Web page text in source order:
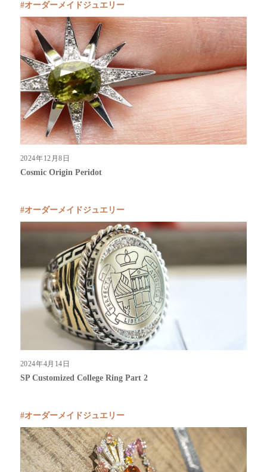
オーダーメイドジュエリー
2024年12月8日
Cosmic Origin Peridot
オーダーメイドジュエリー
2024年4月14日
SP Customized College Ring Part 2
オーダーメイドジュエリー